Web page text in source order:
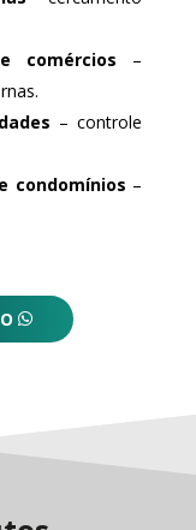
comércios –
– controle
condomínios –